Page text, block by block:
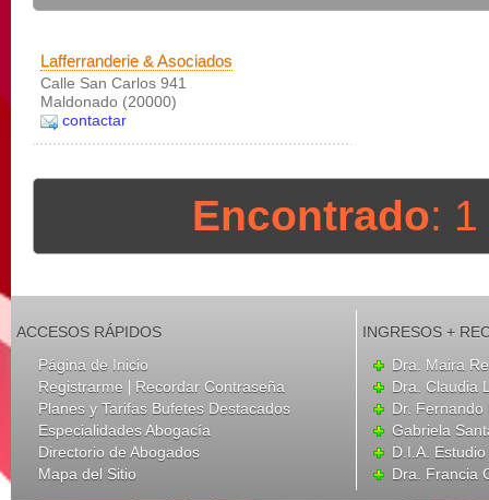
Lafferranderie & Asociados
Calle San Carlos 941
Maldonado (20000)
contactar
Encontrado:
ACCESOS RÁPIDOS
Página de Inicio
Registrarme | Recordar Contraseña
Planes y Tarifas Bufetes Destacados
Especialidades Abogacía
Directorio de Abogados
Mapa del Sitio
INGRESOS +
Dra. Maira
Dra. Claudia
Dr. Fernando
Gabriela
D.I.A.
Dra. Francia